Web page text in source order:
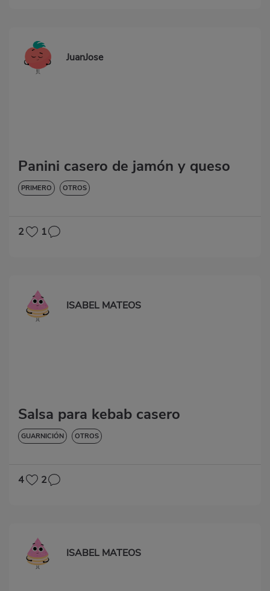
JuanJose
Panini casero de jamón y queso
PRIMERO OTROS
2 1
ISABEL MATEOS
Salsa para kebab casero
GUARNICIÓN OTROS
4 2
ISABEL MATEOS